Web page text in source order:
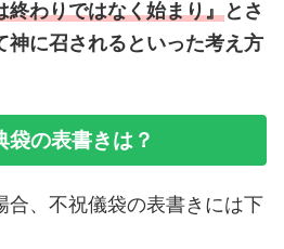
終わりではなく始まり』とさ
神に召されるといった考え方
袋の表書きは？
合、不祝儀袋の表書きには下